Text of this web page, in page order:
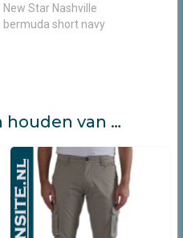
New Star Nashville
bermuda short navy
houden van …